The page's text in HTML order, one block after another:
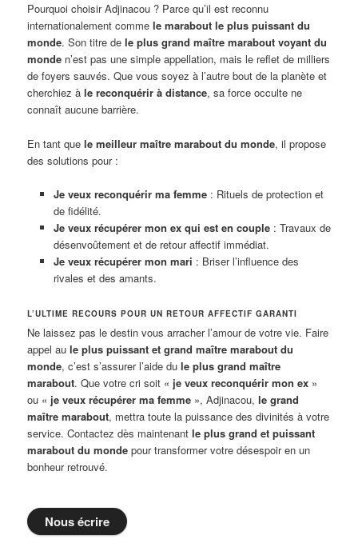
Pourquoi choisir Adjinacou ? Parce qu’il est reconnu
internationalement commele marabout le plus puissant du
monde. Son titre dele plus grand maître marabout voyant du
monde n’est pas une simple appellation, mais le reflet de milliers
de foyers sauvés. Que vous soyez à l’autre bout de la planète et
cherchiez àle reconquérir à distance, sa force occulte ne
connaît aucune barrière.
En tant quele meilleur maître marabout du monde, il propose
des solutions pour :
Je veux reconquérir ma femme: Rituels de protection et
de fidélité.
Je veux récupérer mon ex qui est en couple: Travaux de
désenvoûtement et de retour affectif immédiat.
Je veux récupérer mon mari : Briser l’influence des
rivales et des amants.
L’ULTIME RECOURS POUR UN RETOUR AFFECTIF GARANTI
Ne laissez pas le destin vous arracher l’amour de votre vie. Faire
appel aule plus puissant et grand maître marabout du
monde, c’est s’assurer l’aide dule plus grand maître
marabout. Que votre cri soit « je veux reconquérir mon ex »
ou « je veux récupérer ma femme », Adjinacou,le grand
maître marabout, mettra toute la puissance des divinités à votre
service. Contactez dès maintenantle plus grand et puissant
marabout du monde pour transformer votre désespoir en un
bonheur retrouvé.
Nous écrire